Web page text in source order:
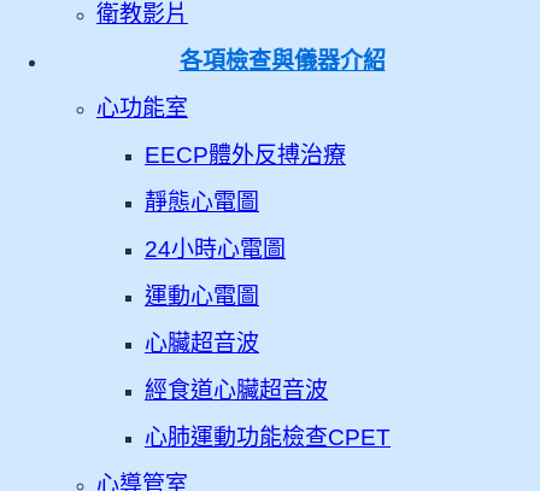
衛教影片
各項檢查與儀器介紹
心功能室
EECP體外反搏治療
靜態心電圖
24小時心電圖
運動心電圖
心臟超音波
經食道心臟超音波
心肺運動功能檢查CPET
心導管室